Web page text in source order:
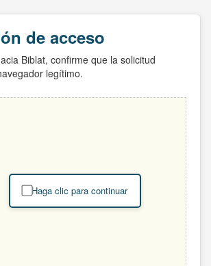
de acceso
Biblat, confirme que la solicitud
legítimo.
Haga clic para continuar